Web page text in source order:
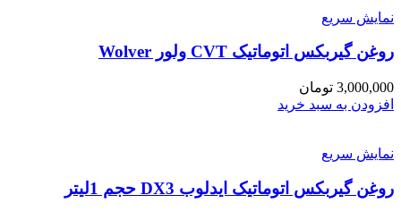
نمایش سریع
روغن گیربکس اتوماتیک CVT ولور Wolver
3,000,000 تومان
افزودن به سبد خرید
نمایش سریع
روغن گیربکس اتوماتیک ایدلوب DX3 حجم 1لیتر